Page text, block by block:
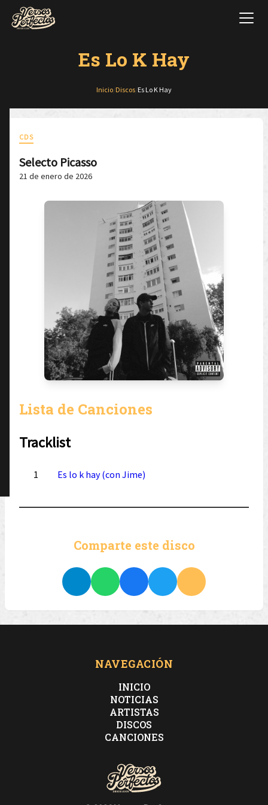
Es Lo K Hay
Inicio Discos Es Lo K Hay
CDS
Selecto Picasso
21 de enero de 2026
Lista de Canciones
Tracklist
1 Es lo k hay (con Jime)
Comparte este disco
NAVEGACIÓN
INICIO
NOTICIAS
ARTISTAS
DISCOS
CANCIONES